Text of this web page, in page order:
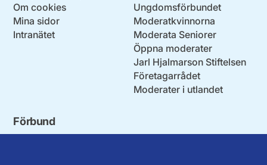
Om cookies
Mina sidor
Intranätet
Ungdomsförbundet
Moderatkvinnorna
Moderata Seniorer
Öppna moderater
Jarl Hjalmarson Stiftelsen
Företagarrådet
Moderater i utlandet
Förbund